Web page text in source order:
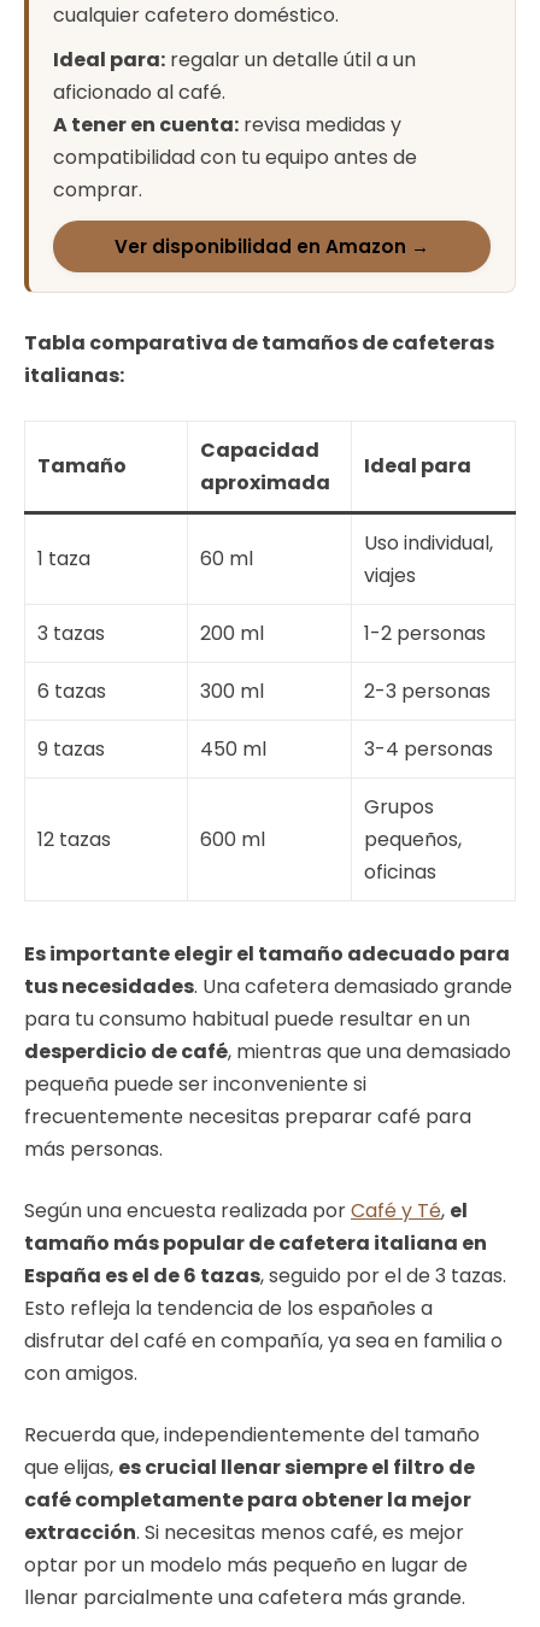
cualquier cafetero doméstico.
Ideal para: regalar un detalle útil a un
aficionado al café.
A tener en cuenta: revisa medidas y
compatibilidad con tu equipo antes de
comprar.
Ver disponibilidad en Amazon →
Tabla comparativa de tamaños de cafeteras
italianas:
Tamaño
Capacidad
aproximada
Ideal para
1 taza 60 ml
Uso individual,
viajes
3 tazas 200 ml 1-2 personas
6 tazas 300 ml 2-3 personas
9 tazas 450 ml 3-4 personas
12 tazas 600 ml
Grupos
pequeños,
oficinas
Es importante elegir el tamaño adecuado para
tus necesidades. Una cafetera demasiado grande
para tu consumo habitual puede resultar en un
desperdicio de café, mientras que una demasiado
pequeña puede ser inconveniente si
frecuentemente necesitas preparar café para
más personas.
Según una encuesta realizada porCafé y Té, el
tamaño más popular de cafetera italiana en
España es el de 6 tazas, seguido por el de 3 tazas.
Esto refleja la tendencia de los españoles a
disfrutar del café en compañía, ya sea en familia o
con amigos.
Recuerda que, independientemente del tamaño
que elijas, es crucial llenar siempre el filtro de
café completamente para obtener la mejor
extracción. Si necesitas menos café, es mejor
optar por un modelo más pequeño en lugar de
llenar parcialmente una cafetera más grande.